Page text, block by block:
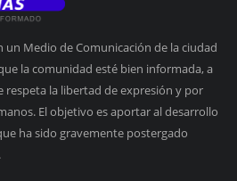
un Medio de Comunicación de la ciudad
la comunidad esté bien informada, a
la libertad de expresión y por
El objetivo es aportar al desarrollo
ha sido gravemente postergado